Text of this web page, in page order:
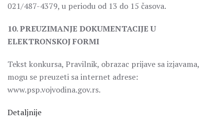
021/487-4379, u periodu od 13 do 15 časova.
10. PREUZIMANJE DOKUMENTACIJE U
ELEKTRONSKOJ FORMI
Tekst konkursa, Pravilnik, obrazac prijave sa izjavama,
mogu se preuzeti sa internet adrese:
www.psp.vojvodina.gov.rs.
Detaljnije